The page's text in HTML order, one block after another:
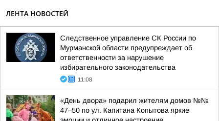
ЛЕНТА НОВОСТЕЙ
Следственное управление СК России по
Мурманской области предупреждает об
ответственности за нарушение
избирательного законодательства
11:08
«День двора» подарил жителям домов №№
47–50 по ул. Капитана Копытова яркие